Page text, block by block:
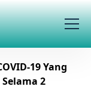
19 Yang
2